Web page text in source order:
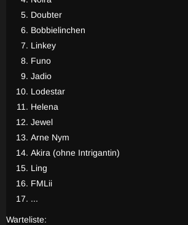
Doubter
Bobbielinchen
Linkey
Funo
Jadio
Lodestar
Helena
Jewel
Arne Nym
Akira (ohne Intrigantin)
Ling
FMLii
...
Warteliste: